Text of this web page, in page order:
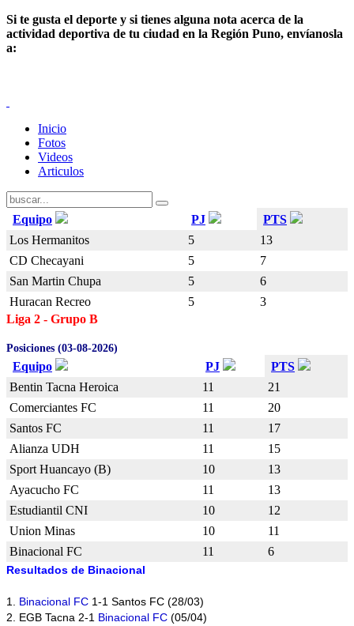
Si te gusta el deporte y si tienes alguna nota acerca de la
actividad deportiva de tu ciudad en la Región Puno, envíanosla
a:
Inicio
Fotos
Videos
Articulos
Equipo PJ
PTS
Los Hermanitos
5
13
CD Checayani
5
7
San Martin Chupa
5
6
Huracan Recreo
5
3
Liga 2 - Grupo B
Posiciones (03-08-2026)
Equipo PJ
PTS
Bentin Tacna Heroica
11
21
Comerciantes FC
11
20
Santos FC
11
17
Alianza UDH
11
15
Sport Huancayo (B)
10
13
Ayacucho FC
11
13
Estudiantil CNI
10
12
Union Minas
10
11
Binacional FC
11 6
Resultados de Binacional
1. Binacional FC 1-1 Santos FC (28/03)
2. EGB Tacna 2-1 Binacional FC (05/04)